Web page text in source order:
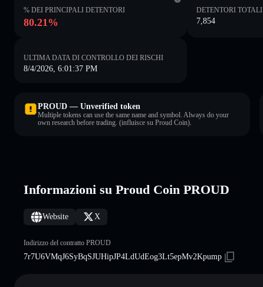
% DEI PRINCIPALI DETENTORI
80.21%
DETENTORI TOTALI
7,854
ULTIMA DATA DI CONTROLLO DEI RISCHI
8/4/2026, 6:01:37 PM
PROUD — Unverified token
Multiple tokens can use the same name and symbol. Always do your
own research before trading. (influisce su Proud Coin).
Informazioni su Proud Coin PROUD
Website X
Indirizzo del contratto PROUD
7r7U6VMqJ6SyBqSJUHipJP4LdUdEog3Lt5epMv2Kpump